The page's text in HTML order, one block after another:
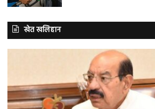
खेत खलिहान